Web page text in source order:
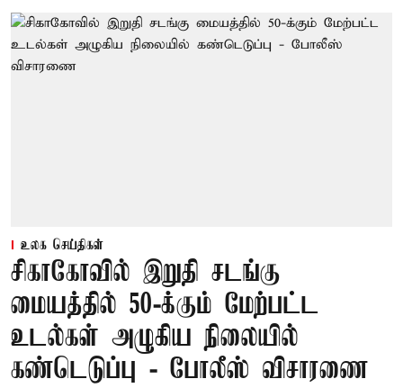
உலக செய்திகள்
சிகாகோவில் இறுதி சடங்கு
மையத்தில் 50-க்கும் மேற்பட்ட
உடல்கள் அழுகிய நிலையில்
கண்டெடுப்பு - போலீஸ் விசாரணை